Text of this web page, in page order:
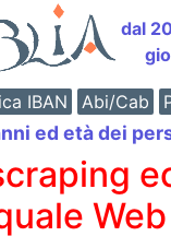
dal
IBAN Abi/Cab
ed età dei